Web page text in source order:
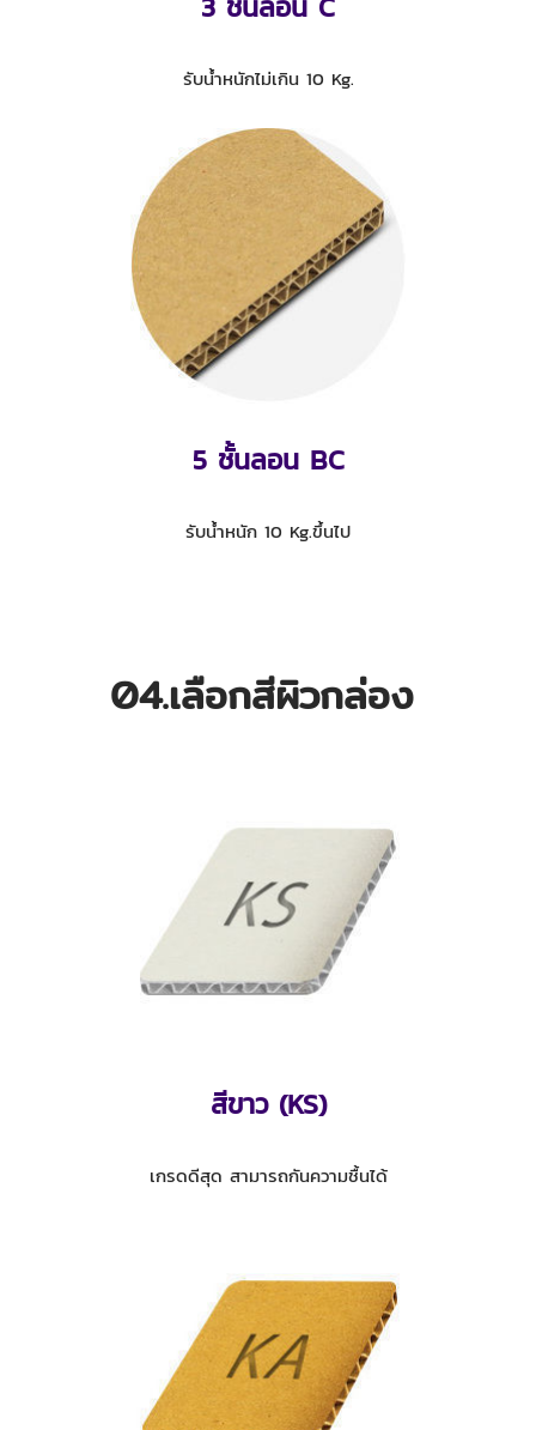
รับน้ำหนักไม่เกิน 10 Kg.
5 ชั้นลอน BC
รับน้ำหนัก 10 Kg.ขึ้นไป
04.เลือกสีผิวกล่อง
สีขาว (KS)
เกรดดีสุด สามารถกันความชื้นได้